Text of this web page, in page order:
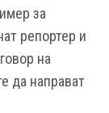
за
репортер и
на
да направат